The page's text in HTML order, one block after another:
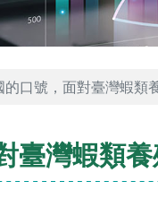
的口號，面對臺灣蝦類
臺灣蝦類